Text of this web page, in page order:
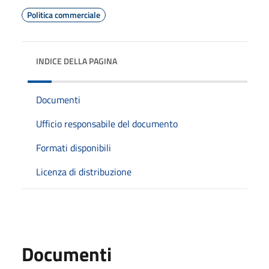
Politica commerciale
INDICE DELLA PAGINA
Documenti
Ufficio responsabile del documento
Formati disponibili
Licenza di distribuzione
Documenti